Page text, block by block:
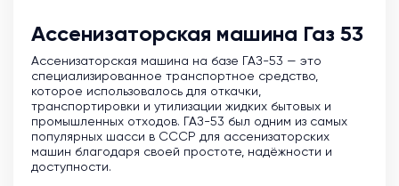
Ассенизаторская машина Газ 53
Ассенизаторская машина на базе ГАЗ-53 — это
специализированное транспортное средство,
которое использовалось для откачки,
транспортировки и утилизации жидких бытовых и
промышленных отходов. ГАЗ-53 был одним из самых
популярных шасси в СССР для ассенизаторских
машин благодаря своей простоте, надёжности и
доступности.